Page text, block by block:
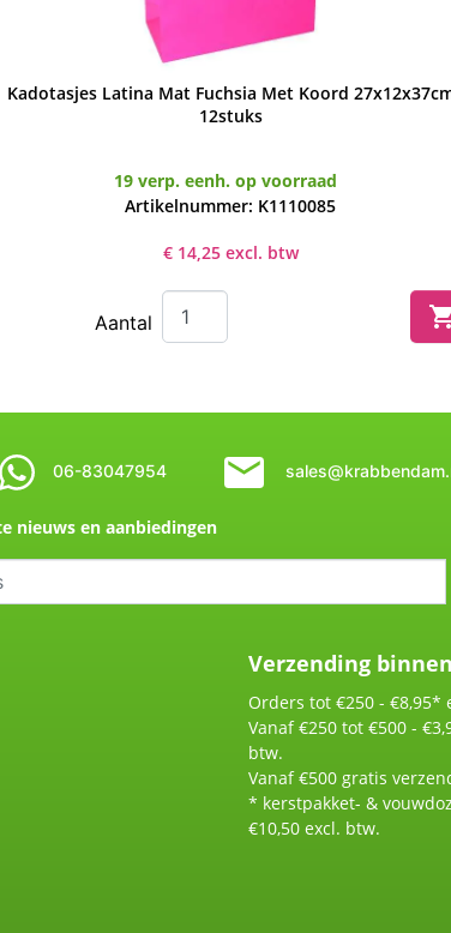
Snel bekijken
Kadotasjes Latina Mat Fuchsia Met Koord
12stuks
19 verp. eenh. op voorraad
Artikelnummer: K1110085
€ 14,25 excl. btw
Aantal
06-83047954
nieuws en aanbiedingen
Verzending
Orders tot €250 - €8,95*
Vanaf €250 tot €500 -
btw.
Vanaf €500 gratis
* kerstpakket- &
€10,50 excl. btw.